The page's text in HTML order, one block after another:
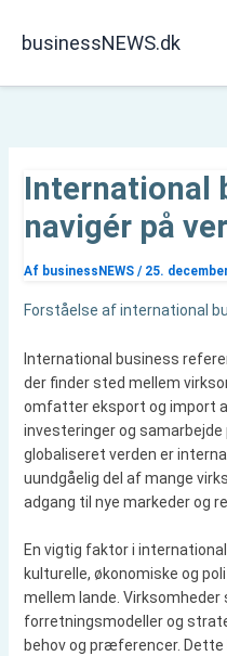
businessNEWS.dk
International
navigér på
Af businessNEWS / 25.
Forståelse af international
International business
der finder sted mellem
omfatter eksport og import
investeringer og
globaliseret verden er
uundgåelig del af mange
adgang til nye markeder og
En vigtig faktor i
kulturelle, økonomiske og
mellem lande. Virksomheder
forretningsmodeller og
behov og præferencer.